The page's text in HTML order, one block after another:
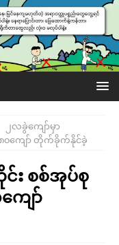
၂လခွဲကျော်မှာ
ကျော် တိုက်ခိုက်နိုင်ခဲ့
င်း စစ်အုပ်စု
ျော်